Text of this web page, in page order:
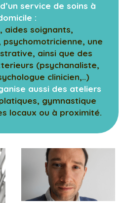
d’un service de soins à
:
aides soignants,
une
ainsi que des
(psychanaliste,
clinicien,..)
aussi des ateliers
gymnastique
locaux ou à proximité.